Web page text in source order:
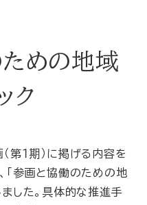
めの地域
ク
第１期）に掲げる内容を
「参画と協働のための地
ました。具体的な推進手